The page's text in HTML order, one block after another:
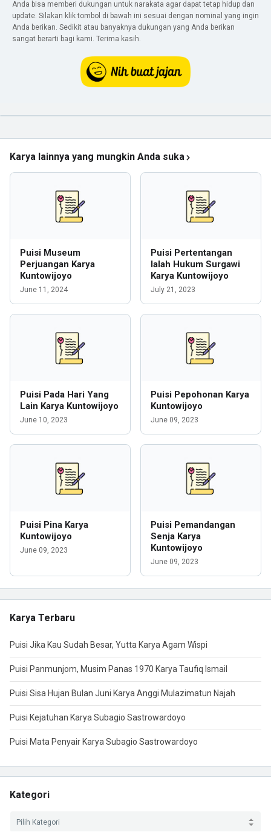
Anda bisa memberi dukungan untuk narakata agar dapat tetap hidup dan
update. Silakan klik tombol di bawah ini sesuai dengan nominal yang ingin
Anda berikan. Sedikit atau banyaknya dukungan yang Anda berikan
sangat berarti bagi kami. Terima kasih.
Karya lainnya yang mungkin Anda suka
Puisi Museum
Perjuangan Karya
Kuntowijoyo
June 11, 2024
Puisi Pertentangan
Ialah Hukum Surgawi
Karya Kuntowijoyo
July 21, 2023
Puisi Pada Hari Yang
Lain Karya Kuntowijoyo
June 10, 2023
Puisi Pepohonan Karya
Kuntowijoyo
June 09, 2023
Puisi Pina Karya
Kuntowijoyo
June 09, 2023
Puisi Pemandangan
Senja Karya
Kuntowijoyo
June 09, 2023
Karya Terbaru
Puisi Jika Kau Sudah Besar, Yutta Karya Agam Wispi
Puisi Panmunjom, Musim Panas 1970 Karya Taufiq Ismail
Puisi Sisa Hujan Bulan Juni Karya Anggi Mulazimatun Najah
Puisi Kejatuhan Karya Subagio Sastrowardoyo
Puisi Mata Penyair Karya Subagio Sastrowardoyo
Kategori